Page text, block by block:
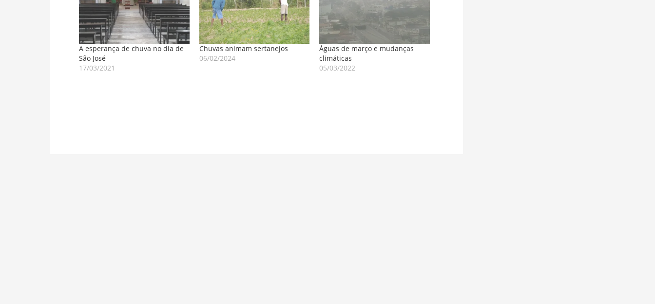
A esperança de chuva no dia de
São José
17/03/2021
Chuvas animam sertanejos
06/02/2024
Águas de março e mudanças
climáticas
05/03/2022